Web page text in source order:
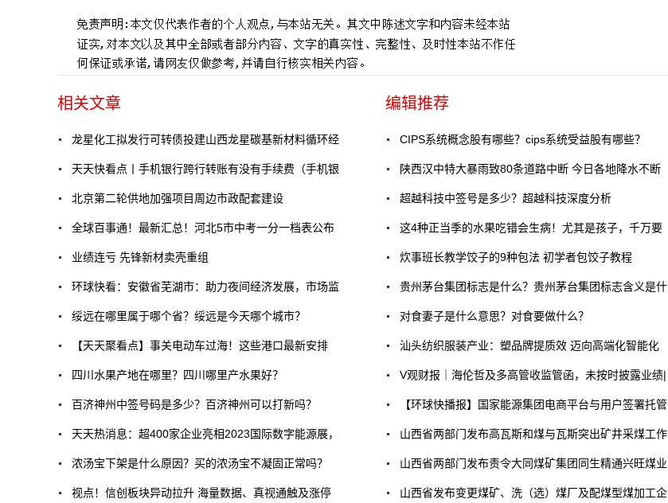
相关文章
龙星化工拟发行可转债投建山西龙星碳基新材料循环经
天天快看点丨手机银行跨行转账有没有手续费（手机银
北京第二轮供地加强项目周边市政配套建设
全球百事通！最新汇总！河北5市中考一分一档表公布
业绩连亏 先锋新材卖壳重组
环球快看：安徽省芜湖市：助力夜间经济发展，市场监
绥远在哪里属于哪个省？绥远是今天哪个城市？
【天天聚看点】事关电动车过海！这些港口最新安排
四川水果产地在哪里？四川哪里产水果好？
百济神州中签号码是多少？百济神州可以打新吗？
天天热消息：超400家企业亮相2023国际数字能源展，
浓汤宝下架是什么原因？买的浓汤宝不凝固正常吗？
视点！信创板块异动拉升 海量数据、真视通触及涨停
编辑推荐
CIPS系统概念股有哪些？cips系统受益股有哪些？
陕西汉中特大暴雨致80条道路中断 今日各地降水不断
超越科技中签号是多少？超越科技深度分析
这4种正当季的水果吃错会生病！尤其是孩子，千万要
炊事班长教学饺子的9种包法 初学者包饺子教程
贵州茅台集团标志是什么？贵州茅台集团标志含义是什
对食妻子是什么意思？对食要做什么？
汕头纺织服装产业：塑品牌提质效 迈向高端化智能化
V观财报｜海伦哲及多高管收监管函，未按时披露业绩|
【环球快播报】国家能源集团电商平台与用户签署托管
山西省两部门发布高瓦斯和煤与瓦斯突出矿井采煤工作
山西省两部门发布责令大同煤矿集团同生精通兴旺煤业
山西省发布变更煤矿、洗（选）煤厂及配煤型煤加工企